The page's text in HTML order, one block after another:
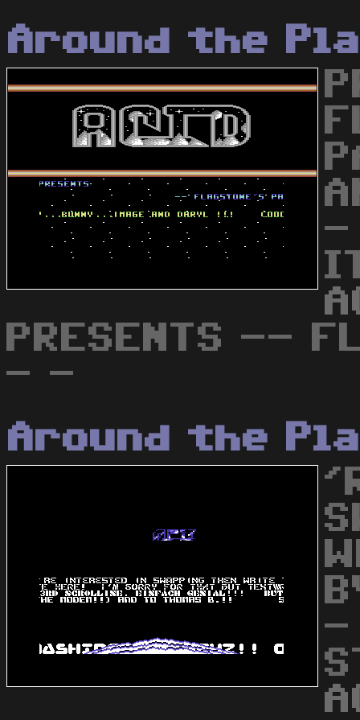
Around the
-
PRESENTS --
- -
Around the
-